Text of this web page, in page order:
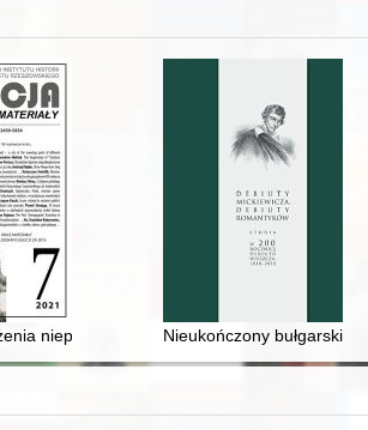
niepodległościowe w czasie Wielkiej Wojny
Nieukończony bułgarski